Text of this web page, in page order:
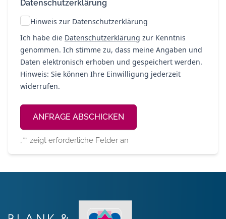
„*“ zeigt erforderliche Felder an
Datenschutzerklärung
Hinweis zur Datenschutzerklärung
Ich habe die Datenschutzerklärung zur Kenntnis
genommen. Ich stimme zu, dass meine Angaben und
Daten elektronisch erhoben und gespeichert werden.
Hinweis: Sie können Ihre Einwilligung jederzeit
widerrufen.
Alternative: